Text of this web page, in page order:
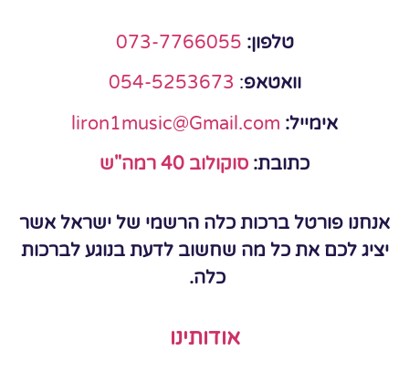
טלפון: 073-7766055
וואטאפ:
054-5253673
אימייל: liron1music@Gmail.com
כתובת: סוקולוב 40 רמה"ש
אנחנו פורטל ברכות כלה הרשמי של ישראל אשר
יציג לכם את כל מה שחשוב לדעת בנוגע לברכות
כלה.
אודותינו